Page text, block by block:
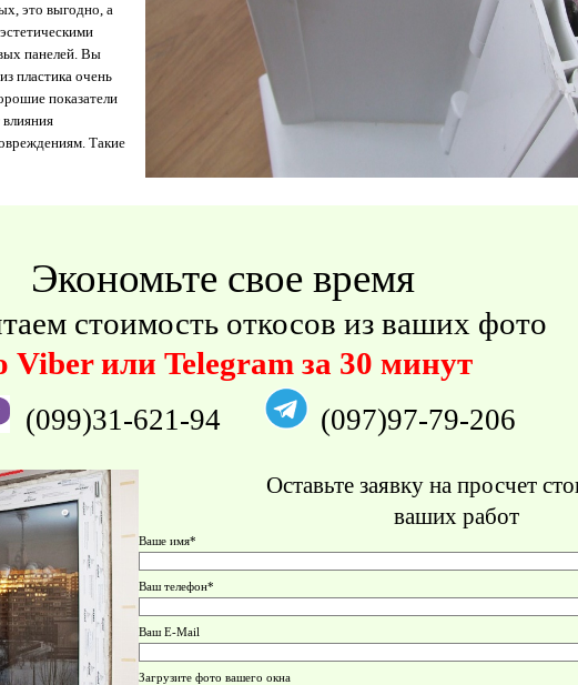
это выгодно, а
панелей. Вы
пластика очень
показатели
Такие
Экономьте свое время
стоимость откосов из ваших фото
Viberили Telegram за 30 минут
(099)31-621-94 (097)97-79-206
Оставьте заявку на просчет
ваших работ
Ваше имя*
Ваш телефон*
Ваш E-Mail
Загрузите фото вашего окна